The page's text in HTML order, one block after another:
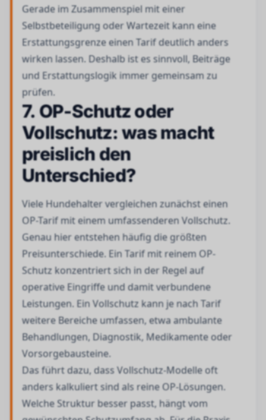
Gerade im Zusammenspiel mit einer
Selbstbeteiligung oder Wartezeit kann eine
Erstattungsgrenze einen Tarif deutlich anders
wirken lassen. Deshalb ist es sinnvoll, Beiträge
und Erstattungslogik immer gemeinsam zu
prüfen.
7. OP-Schutz oder
Vollschutz: was macht
preislich den
Unterschied?
Viele Hundehalter vergleichen zunächst einen
OP-Tarif mit einem umfassenderen Vollschutz.
Genau hier entstehen häufig die größten
Preisunterschiede. Ein Tarif mit reinem OP-
Schutz konzentriert sich in der Regel auf
operative Eingriffe und damit verbundene
Leistungen. Ein Vollschutz kann je nach Tarif
weitere Bereiche umfassen, etwa ambulante
Behandlungen, Diagnostik, Medikamente oder
Vorsorgebausteine.
Das führt dazu, dass Vollschutz-Modelle oft
anders kalkuliert sind als reine OP-Lösungen.
Welche Struktur besser passt, hängt vom